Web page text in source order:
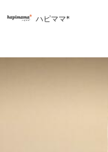
ハピママ*